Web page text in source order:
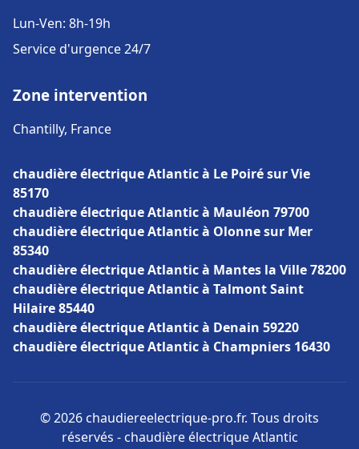
Lun-Ven: 8h-19h
Service d'urgence 24/7
Zone intervention
Chantilly, France
chaudière électrique Atlantic à Le Poiré sur Vie
85170
chaudière électrique Atlantic à Mauléon 79700
chaudière électrique Atlantic à Olonne sur Mer
85340
chaudière électrique Atlantic à Mantes la Ville 78200
chaudière électrique Atlantic à Talmont Saint
Hilaire 85440
chaudière électrique Atlantic à Denain 59220
chaudière électrique Atlantic à Champniers 16430
© 2026 chaudiereelectrique-pro.fr. Tous droits
réservés - chaudière électrique Atlantic